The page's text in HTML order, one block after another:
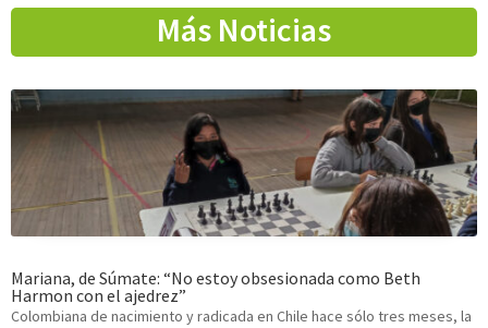
Más Noticias
Mariana, de Súmate: “No estoy obsesionada como Beth
Harmon con el ajedrez”
Colombiana de nacimiento y radicada en Chile hace sólo tres meses, la